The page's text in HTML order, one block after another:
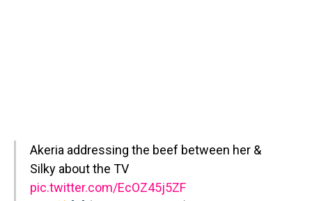
Akeria addressing the beef between her &
Silky about the TV
pic.twitter.com/EcOZ45j5ZF